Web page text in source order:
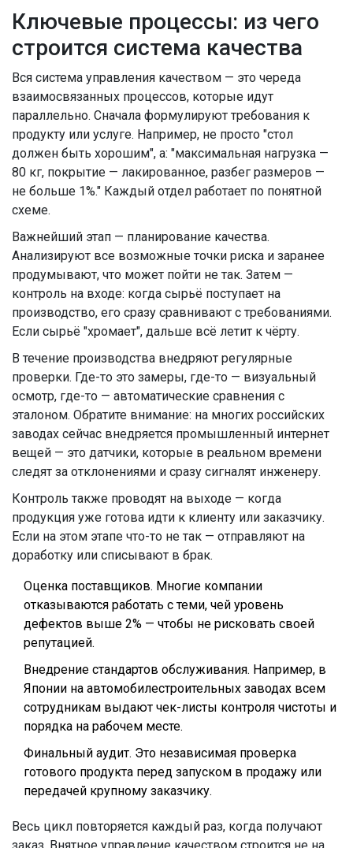
Ключевые процессы: из чего
строится система качества
Вся система управления качеством — это череда
взаимосвязанных процессов, которые идут
параллельно. Сначала формулируют требования к
продукту или услуге. Например, не просто "стол
должен быть хорошим", а: "максимальная нагрузка —
80 кг, покрытие — лакированное, разбег размеров —
не больше 1%." Каждый отдел работает по понятной
схеме.
Важнейший этап — планирование качества.
Анализируют все возможные точки риска и заранее
продумывают, что может пойти не так. Затем —
контроль на входе: когда сырьё поступает на
производство, его сразу сравнивают с требованиями.
Если сырьё "хромает", дальше всё летит к чёрту.
В течение производства внедряют регулярные
проверки. Где-то это замеры, где-то — визуальный
осмотр, где-то — автоматические сравнения с
эталоном. Обратите внимание: на многих российских
заводах сейчас внедряется промышленный интернет
вещей — это датчики, которые в реальном времени
следят за отклонениями и сразу сигналят инженеру.
Контроль также проводят на выходе — когда
продукция уже готова идти к клиенту или заказчику.
Если на этом этапе что-то не так — отправляют на
доработку или списывают в брак.
Оценка поставщиков. Многие компании
отказываются работать с теми, чей уровень
дефектов выше 2% — чтобы не рисковать своей
репутацией.
Внедрение стандартов обслуживания. Например, в
Японии на автомобилестроительных заводах всем
сотрудникам выдают чек-листы контроля чистоты и
порядка на рабочем месте.
Финальный аудит. Это независимая проверка
готового продукта перед запуском в продажу или
передачей крупному заказчику.
Весь цикл повторяется каждый раз, когда получают